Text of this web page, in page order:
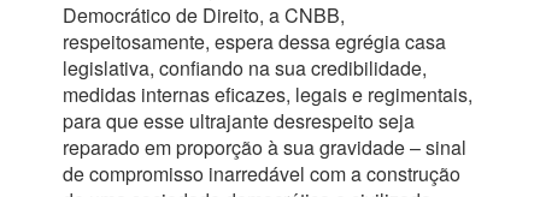
Democrático de Direito, a CNBB,
respeitosamente, espera dessa egrégia casa
legislativa, confiando na sua credibilidade,
medidas internas eficazes, legais e regimentais,
para que esse ultrajante desrespeito seja
reparado em proporção à sua gravidade – sinal
de compromisso inarredável com a construção